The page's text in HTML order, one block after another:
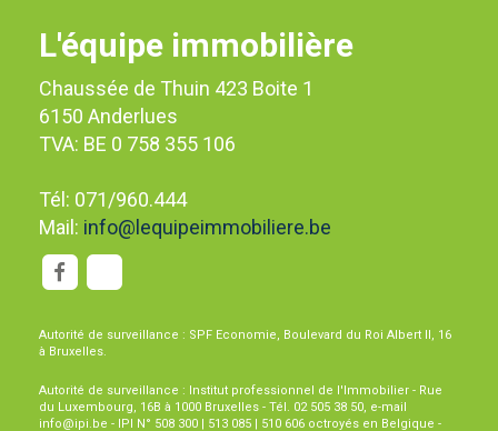
L'équipe immobilière
Chaussée de Thuin 423 Boite 1
6150 Anderlues
TVA: BE 0 758 355 106
Tél: 071/960.444
Mail: info@lequipeimmobiliere.be
Autorité de surveillance : SPF Economie, Boulevard du Roi Albert II, 16
à Bruxelles.
Autorité de surveillance : Institut professionnel de l'Immobilier - Rue
du Luxembourg, 16B à 1000 Bruxelles - Tél. 02 505 38 50, e-mail
info@ipi.be - IPI N° 508 300 | 513 085 | 510 606 octroyés en Belgique -